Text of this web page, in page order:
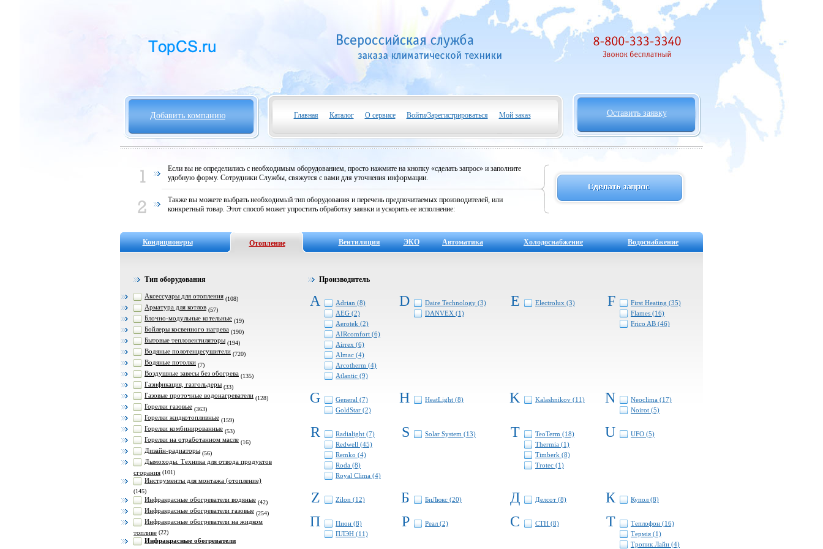
Добавить компанию Главная Каталог О сервисе Войти/Зарегистрироваться Мой заказ Оставить заявку
Если вы не определились с необходимым оборудованием, просто нажмите на кнопку «сделать запрос» и заполните
удобную форму. Сотрудники Службы, свяжутся с вами для уточнения информации.
Также вы можете выбрать необходимый тип оборудования и перечень предпочитаемых производителей, или
конкретный товар. Этот способ может упростить обработку заявки и ускорить ее исполнение:
Кондиционеры Отопление Вентиляция ЭКО Автоматика Холодоснабжение Водоснабжение
Тип оборудования
Аксессуары для отопления (108)
Арматура для котлов (57)
Блочно-модульные котельные (19)
Бойлеры косвенного нагрева (190)
Бытовые тепловентиляторы (194)
Водяные полотенцесушители (720)
Водяные потолки (7)
Воздушные завесы без обогрева (135)
Газификация, газгольдеры (33)
Газовые проточные водонагреватели (128)
Горелки газовые (363)
Горелки жидкотопливные (159)
Горелки комбинированные (53)
Горелки на отработанном масле (16)
Дизайн-радиаторы (56)
Дымоходы. Техника для отвода продуктов
сгорания (101)
Инструменты для монтажа (отопление)
(145)
Инфракрасные обогреватели водяные (42)
Инфракрасные обогреватели газовые (254)
Инфракрасные обогреватели на жидком
топливе (22)
Инфракрасные обогреватели
Производитель
A
Adrian (8)
AEG (2)
Aerotek (2)
AIRcomfort (6)
Airrex (6)
Almac (4)
Arcotherm (4)
Atlantic (9)
D
Daire Technology (3)
DANVEX (1)
E Electrolux (3) F
First Heating (35)
Flames (16)
Frico AB (46)
G
General (7)
GoldStar (2)
H HeatLight (8) K Kalashnikov (11) N
Neoclima (17)
Noirot (5)
R
Radialight (7)
Redwell (45)
Remko (4)
Roda (8)
Royal Clima (4)
S Solar System (13) T
TeoTerm (18)
Thermia (1)
Timberk (8)
Trotec (1)
U UFO (5)
Z Zilon (12) Б БиЛюкс (20) Д Делсот (8) К Купол (8)
П
Пион (8)
ПЛЭН (11)
Р Реал (2) С СТН (8) Т
Теплофон (16)
Термiя (1)
Тропик Лайн (4)